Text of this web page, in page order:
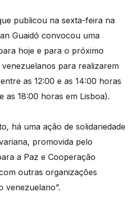
publicou na sexta-feira na
Guaidó convocou uma
hoje e para o próximo
para realizarem
as 12:00 e as 14:00 horas
as 18:00 horas em Lisboa).
há uma ação de solidariedade
promovida pelo
a Paz e Cooperação
outras organizações
venezuelano”.